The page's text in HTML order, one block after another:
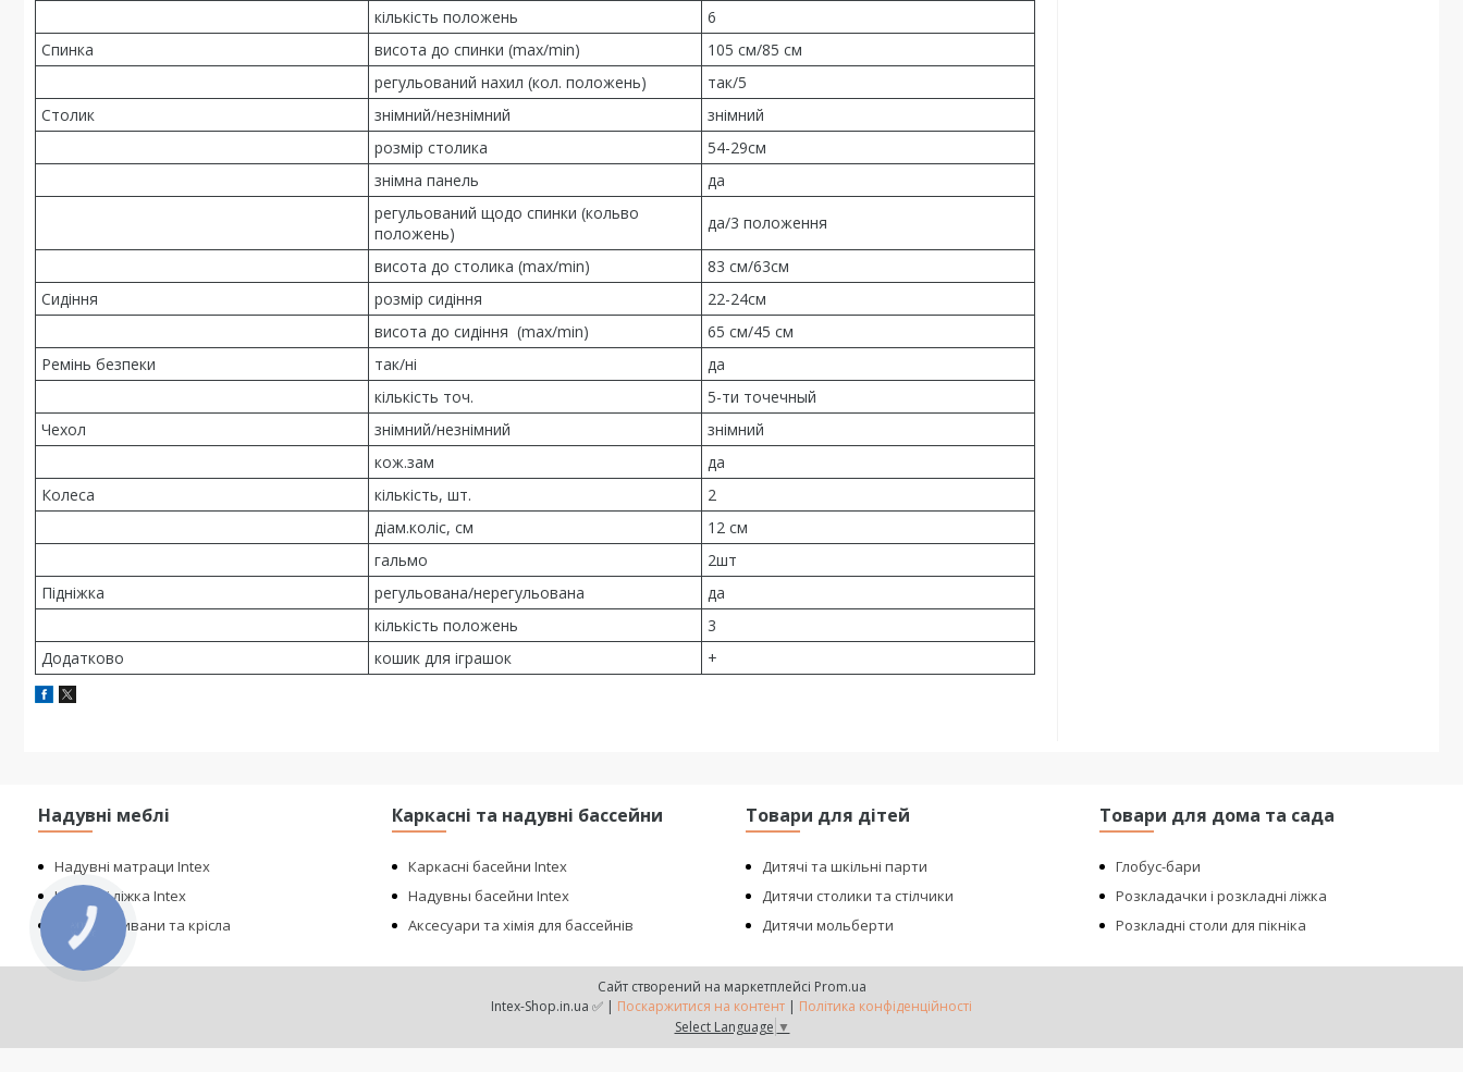
кількість положень
6
Спинка
висота до спинки (max/min)
105 см/85 см
регульований нахил (кол. положень)
так/5
Столик
знімний/незнімний
знімний
розмір столика
54-29см
знімна панель
да
регульований щодо спинки (кольво
положень)
да/3 положення
висота до столика (max/min)
83 см/63см
Сидіння
розмір сидіння
22-24см
висота до сидіння (max/min)
65 см/45 см
Ремінь безпеки
так/ні
да
кількість точ.
5-ти точечный
Чехол
знімний/незнімний
знімний
кож.зам
да
Колеса
кількість, шт.
2
діам.коліс, см
12 см
гальмо
2шт
Підніжка
регульована/нерегульована
да
кількість положень
3
Додатково
кошик для іграшок +
Надувні меблі
Надувні матраци Intex
Надувні ліжка Intex
Надувні дивани та крісла
Каркасні та надувні бассейни
Каркасні басейни Intex
Надувны басейни Intex
Аксесуари та хімія для бассейнів
Товари для дітей
Дитячі та шкільні парти
Дитячи столики та стілчики
Дитячи мольберти
Товари для дома та сада
Глобус-бари
Розкладачки і розкладні ліжка
Розкладні столи для пікніка
Сайт створений на маркетплейсі Prom.ua
Intex-Shop.in.ua ✅ | Поскаржитися на контент | Політика конфіденційності
Select Language ▼
КНОПКА
ЗВ'ЯЗКУ